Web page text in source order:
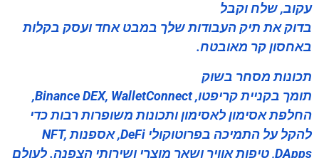
עקוב, שלח וקבל
בדוק את תיק העבודות שלך במבט אחד ועסק בקלות
באחסון קר מאובטח.
תכונות מסחר בשוק
תומך בקניית קריפטו, Binance DEX, WalletConnect,
החלפת אסימון לאסימון ותכונות משופרות רבות כדי
להקל על התמיכה בפרוטוקולי DeFi, אספנות NFT,
DApps, טיפות אוויר ושאר מוצרי ושירותי הצפנה. לעולם